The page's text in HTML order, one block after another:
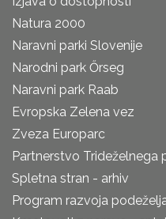
Natura 2000
Naravni parki Slovenije
Narodni park Őrseg
Naravni park Raab
Evropska Zelena vez
Zveza Europarc
Partnerstvo Trideželnega
Spletna stran - arhiv
Program razvoja